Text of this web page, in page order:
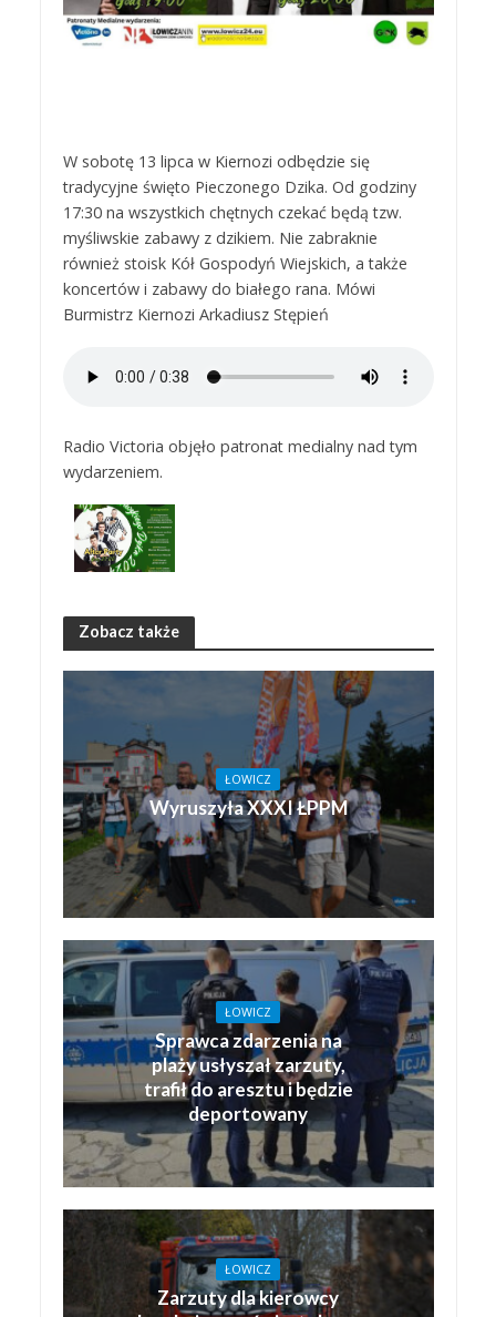
W sobotę 13 lipca w Kiernozi odbędzie się
tradycyjne święto Pieczonego Dzika. Od godziny
17:30 na wszystkich chętnych czekać będą tzw.
myśliwskie zabawy z dzikiem. Nie zabraknie
również stoisk Kół Gospodyń Wiejskich, a także
koncertów i zabawy do białego rana. Mówi
Burmistrz Kiernozi Arkadiusz Stępień
Radio Victoria objęło patronat medialny nad tym
wydarzeniem.
Zobacz także
ŁOWICZ
Wyruszyła XXXI ŁPPM
ŁOWICZ
Sprawca zdarzenia na
plaży usłyszał zarzuty,
trafił do aresztu i będzie
deportowany
ŁOWICZ
Zarzuty dla kierowcy